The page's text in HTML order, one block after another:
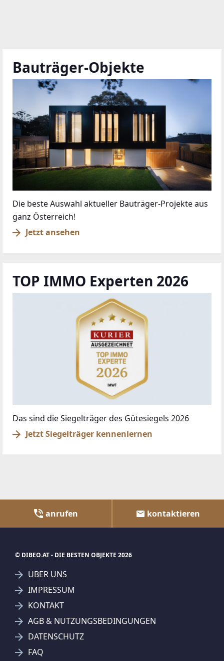
Bauträger-Objekte
Die beste Auswahl aktueller Bauträger-Projekte aus
ganz Österreich!
Jetzt ansehen
TOP IMMO Experten 2026
Das sind die Siegelträger des Gütesiegels 2026
Jetzt Siegelträger kennenlernen
anrufen kontaktieren
© DIBEO.AT - DIE BESTEN OBJEKTE 2026
ÜBER UNS
IMPRESSUM
KONTAKT
AGB & NUTZUNGSBEDINGUNGEN
DATENSCHUTZ
FAQ